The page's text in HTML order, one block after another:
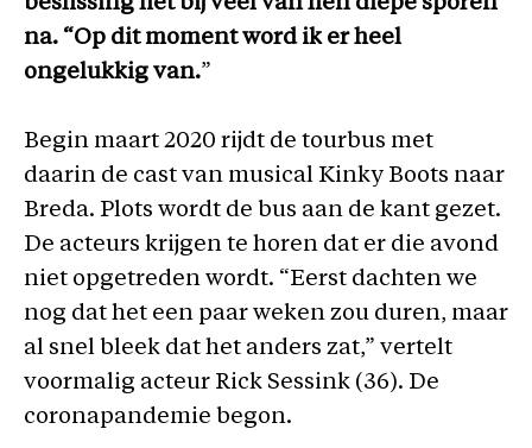
na. “Op dit moment word ik er heel
ongelukkig van.”
Begin maart 2020 rijdt de tourbus met
daarin de cast van musical Kinky Boots naar
Breda. Plots wordt de bus aan de kant gezet.
De acteurs krijgen te horen dat er die avond
niet opgetreden wordt. “Eerst dachten we
nog dat het een paar weken zou duren, maar
al snel bleek dat het anders zat,” vertelt
voormalig acteur Rick Sessink (36). De
coronapandemie begon.